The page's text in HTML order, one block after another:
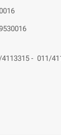
4113315 - 011/